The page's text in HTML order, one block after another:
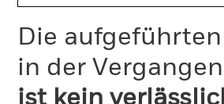
Die
in der
ist kein